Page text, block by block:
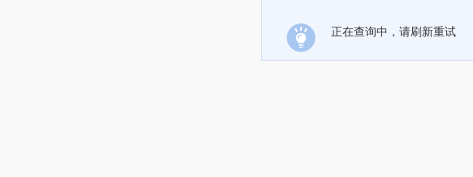
正在查询中，请刷新重试